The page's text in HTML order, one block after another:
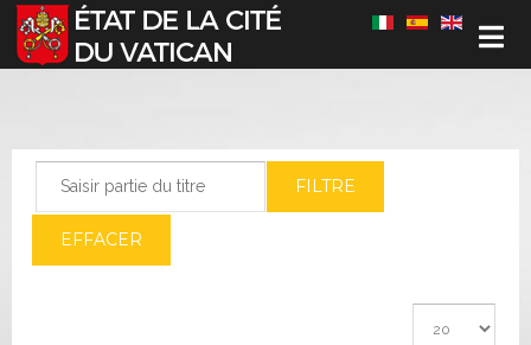
Sélectionnez votre langue
FILTRE
EFFACER